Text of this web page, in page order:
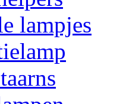
lampjes